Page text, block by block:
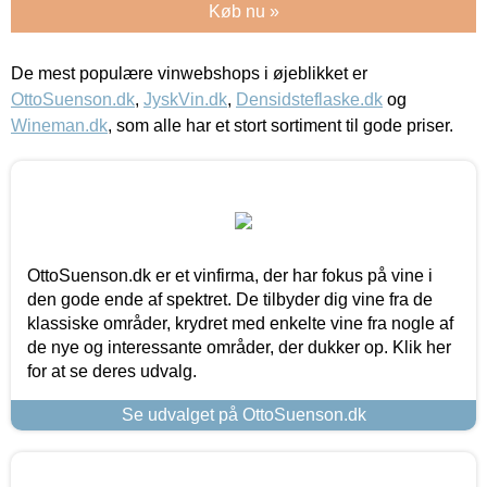
Køb nu »
De mest populære vinwebshops i øjeblikket er
OttoSuenson.dk, JyskVin.dk, Densidsteflaske.dk og
Wineman.dk, som alle har et stort sortiment til gode priser.
OttoSuenson.dk er et vinfirma, der har fokus på vine i
den gode ende af spektret. De tilbyder dig vine fra de
klassiske områder, krydret med enkelte vine fra nogle af
de nye og interessante områder, der dukker op. Klik her
for at se deres udvalg.
Se udvalget på OttoSuenson.dk